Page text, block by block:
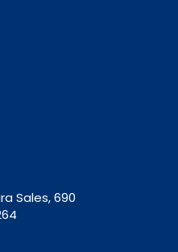
Sales, 690